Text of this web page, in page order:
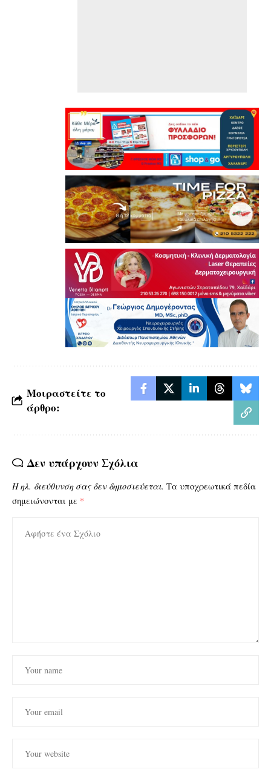
Μοιραστείτε το
άρθρο:
Δεν υπάρχουν Σχόλια
Η ηλ. διεύθυνση σας δεν δημοσιεύεται. Τα υποχρεωτικά πεδία
σημειώνονται με *